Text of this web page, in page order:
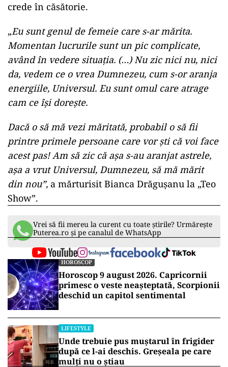
crede în căsătorie.
„Eu sunt genul de femeie care s-ar mărita.
Momentan lucrurile sunt un pic complicate,
având în vedere situația. (…) Nu zic nici nu, nici
da, vedem ce o vrea Dumnezeu, cum s-or aranja
energiile, Universul. Eu sunt omul care atrage
cam ce își dorește.
Dacă o să mă vezi măritată, probabil o să fii
printre primele persoane care vor ști că voi face
acest pas! Am să zic că așa s-au aranjat astrele,
așa a vrut Universul, Dumnezeu, să mă mărit
din nou”, a mărturisit Bianca Drăgușanu la „Teo
Show”.
Vrei să fii mereu la curent cu toate știrile? Urmărește
Puterea.ro și pe canalul de WhatsApp
HOROSCOP
Horoscop 9 august 2026. Capricornii
primesc o veste neașteptată, Scorpionii
deschid un capitol sentimental
LIFESTYLE
Unde trebuie pus muștarul în frigider
după ce l-ai deschis. Greșeala pe care
mulți nu o știau